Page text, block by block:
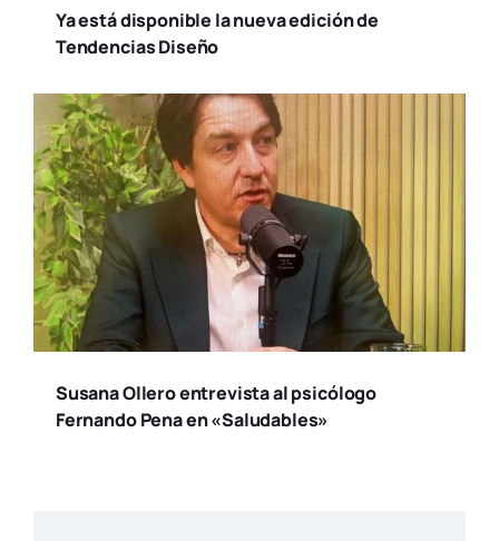
Ya está disponible la nueva edición de
Tendencias Diseño
Susana Ollero entrevista al psicólogo
Fernando Pena en «Saludables»